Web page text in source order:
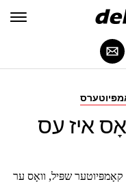
קאָמפּיוטער שפּיל, וואָס ער